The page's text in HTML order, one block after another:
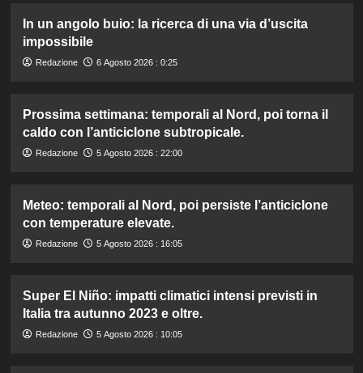
In un angolo buio: la ricerca di una via d’uscita
impossibile
Redazione 6 Agosto 2026 : 0:25
Prossima settimana: temporali al Nord, poi torna il
caldo con l’anticiclone subtropicale.
Redazione 5 Agosto 2026 : 22:00
Meteo: temporali al Nord, poi persiste l’anticiclone
con temperature elevate.
Redazione 5 Agosto 2026 : 16:05
Super El Niño: impatti climatici intensi previsti in
Italia tra autunno 2023 e oltre.
Redazione 5 Agosto 2026 : 10:05